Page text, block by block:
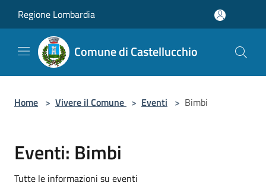
Regione Lombardia
Comune di Castellucchio
Home > Vivere il Comune > Eventi > Bimbi
Eventi: Bimbi
Tutte le informazioni su eventi